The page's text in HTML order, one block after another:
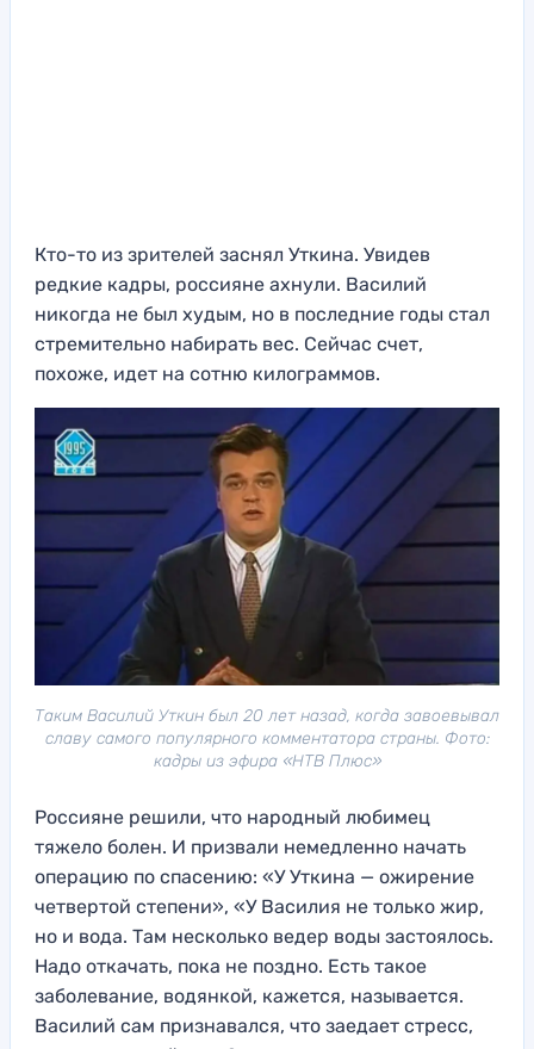
Кто-то из зрителей заснял Уткина. Увидев
редкие кадры, россияне ахнули. Василий
никогда не был худым, но в последние годы стал
стремительно набирать вес. Сейчас счет,
похоже, идет на сотню килограммов.
Таким Василий Уткин был 20 лет назад, когда завоевывал
славу самого популярного комментатора страны. Фото:
кадры из эфира «НТВ Плюс»
Россияне решили, что народный любимец
тяжело болен. И призвали немедленно начать
операцию по спасению: «У Уткина — ожирение
четвертой степени», «У Василия не только жир,
но и вода. Там несколько ведер воды застоялось.
Надо откачать, пока не поздно. Есть такое
заболевание, водянкой, кажется, называется.
Василий сам признавался, что заедает стресс,